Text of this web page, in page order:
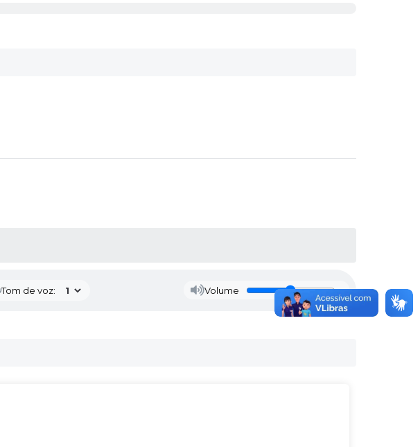
Tom de voz: Volume